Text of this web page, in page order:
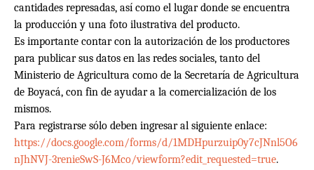
cantidades represadas, así como el lugar donde se encuentra
la producción y una foto ilustrativa del producto.
Es importante contar con la autorización de los productores
para publicar sus datos en las redes sociales, tanto del
Ministerio de Agricultura como de la Secretaría de Agricultura
de Boyacá, con fin de ayudar a la comercialización de los
mismos.
Para registrarse sólo deben ingresar al siguiente enlace:
https://docs.google.com/forms/d/1MDHpurzuip0y7cJNnl5O6
nJhNVJ-3renieSwS-J6Mco/viewform?edit_requested=true.